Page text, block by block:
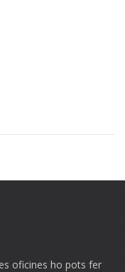
oficines ho pots fer